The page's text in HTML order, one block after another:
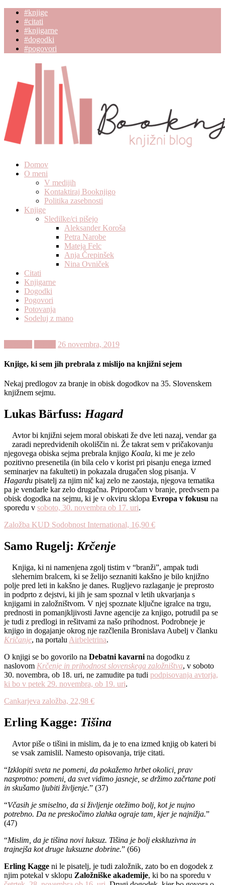
#knjige
#citati
#knjigarne
#dogodki
#pogovori
Domov
O meni
V medijih
Kontaktiraj Booknjigo
Politika zasebnosti
Knjige
Sledilke/ci pišejo
Aleksander Koroša
Petra Narobe
Mateja Felc
Anja Črepinšek
Nina Ovniček
Citati
Knjigarne
Dogodki
Pogovori
Potovanja
Sodeluj z mano
26 novembra, 2019
Knjige, ki sem jih prebrala z mislijo na knjižni sejem
Nekaj predlogov za branje in obisk dogodkov na 35. Slovenskem
knjižnem sejmu.
Lukas Bärfuss: Hagard
Avtor bi knjižni sejem moral obiskati že dve leti nazaj, vendar ga
zaradi nepredvidenih okoliščin ni. Že takrat sem v pričakovanju
njegovega obiska sejma prebrala knjigo Koala, ki me je zelo
pozitivno presenetila (in bila celo v korist pri pisanju enega izmed
seminarjev na fakulteti) in pokazala drugačen slog pisanja. V
Hagardu pisatelj za njim nič kaj zelo ne zaostaja, njegova tematika
pa je vendarle kar zelo drugačna. Priporočam v branje, predvsem pa
obisk dogodka na sejmu, ki je v okviru sklopa Evropa v fokusu na
sporedu v soboto, 30. novembra ob 17. uri.
Založba KUD Sodobnost International, 16,90 €
Samo Rugelj: Krčenje
Knjiga, ki ni namenjena zgolj tistim v “branži”, ampak tudi
slehernim bralcem, ki se želijo seznaniti kakšno je bilo knjižno
polje pred leti in kakšno je danes. Rugljevo razlaganje je preprosto
in podprto z dejstvi, ki jih je sam spoznal v letih ukvarjanja s
knjigami in založništvom. V njej spoznate ključne igralce na trgu,
prednosti in pomanjkljivosti Javne agencije za knjigo, potrudil pa se
je tudi z predlogi in rešitvami za našo prihodnost. Podrobneje je
knjigo in dogajanje okrog nje razčlenila Bronislava Aubelj v članku
Kričanje, na portalu Airbeletrina.
O knjigi se bo govorilo na Debatni kavarni na dogodku z
naslovom Krčenje in prihodnost slovenskega založništva, v soboto
30. novembra, ob 18. uri, ne zamudite pa tudi podpisovanja avtorja,
ki bo v petek 29. novembra, ob 19. uri.
Cankarjeva založba, 22,98 €
Erling Kagge: Tišina
Avtor piše o tišini in mislim, da je to ena izmed knjig ob kateri bi
se vsak zamislil. Namesto opisovanja, trije citati.
“Izklopiti sveta ne pomeni, da pokažemo hrbet okolici, prav
nasprotno: pomeni, da svet vidimo jasneje, se držimo začrtane poti
in skušamo ljubiti življenje.” (37)
“Včasih je smiselno, da si življenje otežimo bolj, kot je nujno
potrebno. Da ne preskočimo zlahka ograje tam, kjer je najnižja.”
(47)
“Mislim, da je tišina novi luksuz. Tišina je bolj ekskluzivna in
trajnejša kot druge luksuzne dobrine.” (66)
Erling Kagge ni le pisatelj, je tudi založnik, zato bo en dogodek z
njim potekal v sklopu Založniške akademije, ki bo na sporedu v